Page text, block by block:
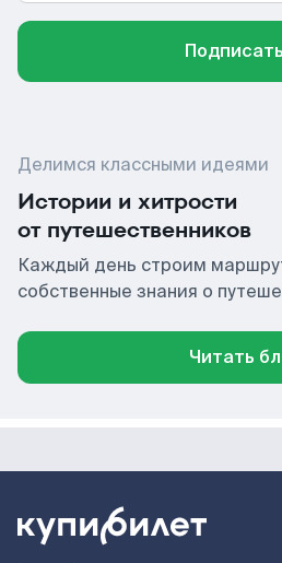
Делимся классными идеями
Истории и хитрости
от путешественников
Каждый день строим
собственные знания о
Читать